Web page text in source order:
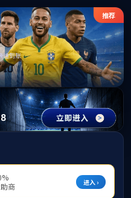
)有限公司-Official
http:/297找不到对应的栏